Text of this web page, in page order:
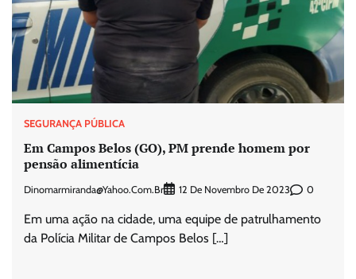
SEGURANÇA PÚBLICA
Em Campos Belos (GO), PM prende homem por
pensão alimentícia
Dinomarmiranda@yahoo.com.br 12 De Novembro De 2023 0
Em uma ação na cidade, uma equipe de patrulhamento
da Polícia Militar de Campos Belos […]